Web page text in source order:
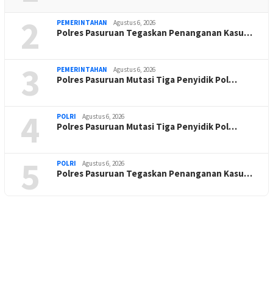
2 PEMERINTAHAN Agustus 6, 2026
Polres Pasuruan Tegaskan Penanganan Kasu…
3 PEMERINTAHAN Agustus 6, 2026
Polres Pasuruan Mutasi Tiga Penyidik Pol…
4 POLRI Agustus 6, 2026
Polres Pasuruan Mutasi Tiga Penyidik Pol…
5 POLRI Agustus 6, 2026
Polres Pasuruan Tegaskan Penanganan Kasu…